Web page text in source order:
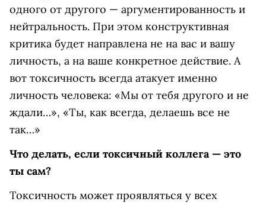
одного от другого — аргументированность и
нейтральность. При этом конструктивная
критика будет направлена не на вас и вашу
личность, а на ваше конкретное действие. А
вот токсичность всегда атакует именно
личность человека: «Мы от тебя другого и не
ждали…», «Ты, как всегда, делаешь все не
так…»
Что делать, если токсичный коллега — это
ты сам?
Токсичность может проявляться у всех